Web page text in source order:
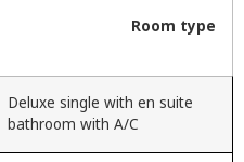
Room
Deluxe single with en suite
bathroom with A/C